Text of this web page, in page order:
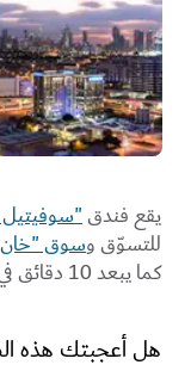
يقع فندق"سوفيتيل
للتسوّق وسوق "خان
كما يبعد 10 دقائق في السيارة عن مطار دبي ا
هل أعجبتك هذه